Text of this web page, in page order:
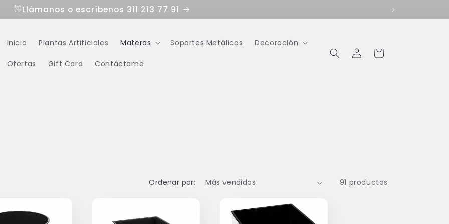
👋Llámanos o escríbenos 311 213 77 91
Inicio Plantas Artificiales Materas Soportes Metálicos Decoración
Ofertas Gift Card Contáctame
Iniciar
sesión
Carrito
Ordenar por: 91 productos